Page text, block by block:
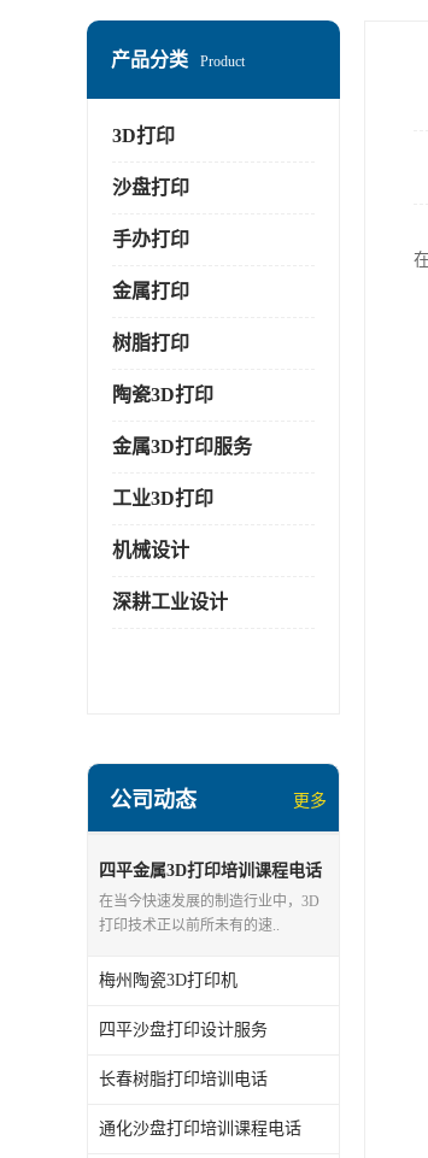
产品分类 Product
3D打印
沙盘打印
手办打印
金属打印
树脂打印
陶瓷3D打印
金属3D打印服务
工业3D打印
机械设计
深耕工业设计
公司动态 更多
四平金属3D打印培训课程电话
在当今快速发展的制造行业中，3D
打印技术正以前所未有的速..
梅州陶瓷3D打印机
四平沙盘打印设计服务
长春树脂打印培训电话
通化沙盘打印培训课程电话